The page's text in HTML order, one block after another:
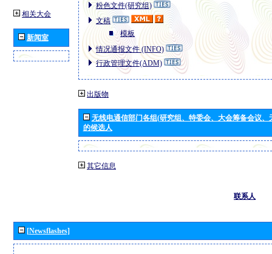
相关大会
新闻室
粉色文件(研究组)
文稿
模板
情况通报文件 (INFO)
行政管理文件(ADM)
出版物
无线电通信部门各组(研究组、特委会、大会筹备会议
的候选人
其它信息
联系人
[Newsflashes]